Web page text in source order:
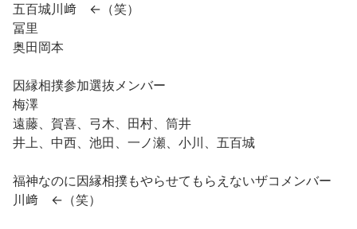
五百城川﨑 ←（笑）
冨里
奥田岡本
因縁相撲参加選抜メンバー
梅澤
遠藤、賀喜、弓木、田村、筒井
井上、中西、池田、一ノ瀬、小川、五百城
福神なのに因縁相撲もやらせてもらえないザコメンバー
川﨑 ←（笑）